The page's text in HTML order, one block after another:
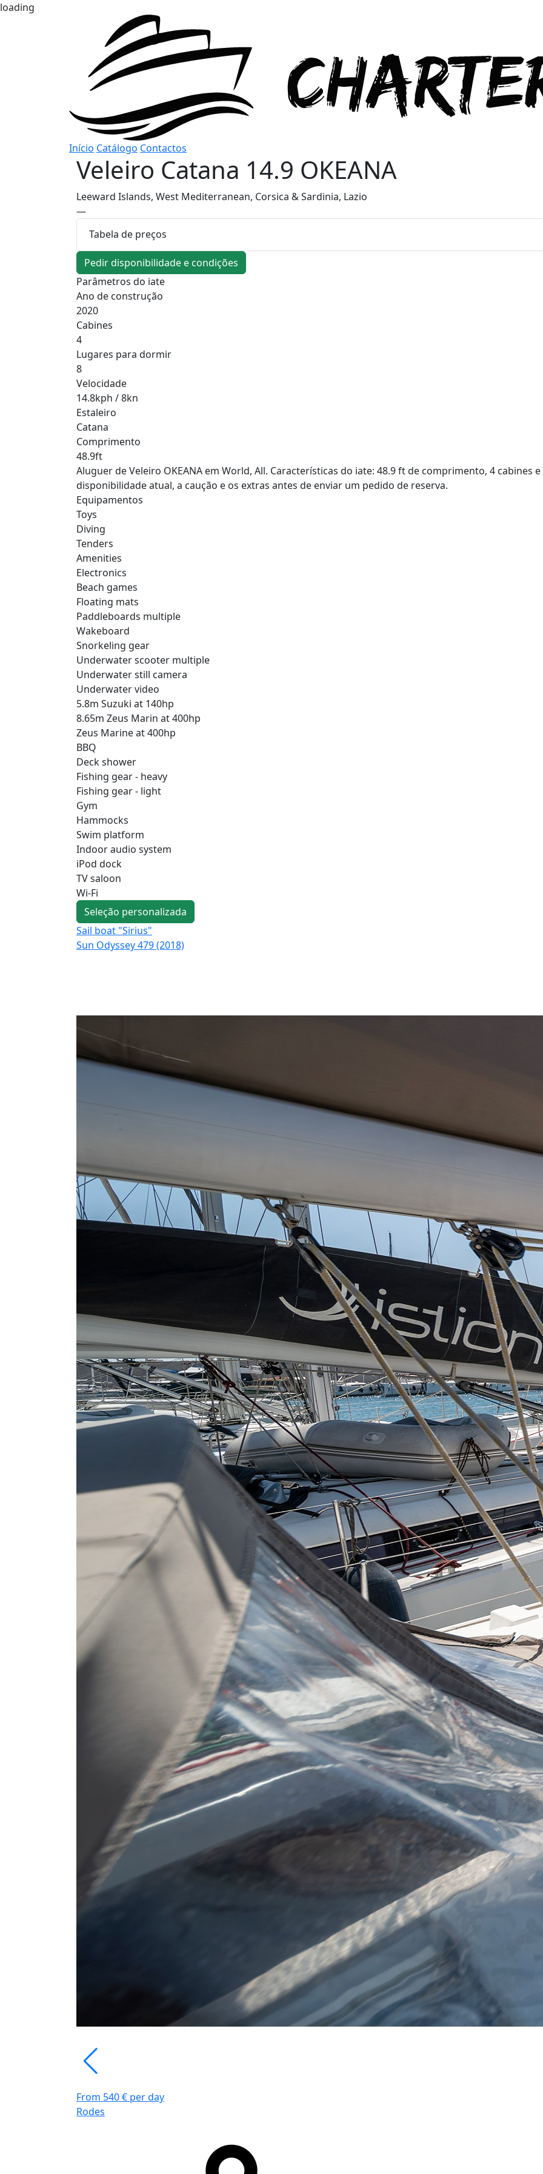
loading
Início Catálogo Contactos
Veleiro Catana 14.9 OKEANA
Leeward Islands, West Mediterranean, Corsica & Sardinia, Lazio
—
Tabela de preços
Pedir disponibilidade e condições
Parâmetros do iate
Ano de construção
2020
Cabines
4
Lugares para dormir
8
Velocidade
14.8kph / 8kn
Estaleiro
Catana
Comprimento
48.9ft
Aluguer de Veleiro OKEANA em World, All. Características do iate: 48.9 ft de comprimento, 4 cabines
disponibilidade atual, a caução e os extras antes de enviar um pedido de reserva.
Equipamentos
Toys
Diving
Tenders
Amenities
Electronics
Beach games
Floating mats
Paddleboards multiple
Wakeboard
Snorkeling gear
Underwater scooter multiple
Underwater still camera
Underwater video
5.8m Suzuki at 140hp
8.65m Zeus Marin at 400hp
Zeus Marine at 400hp
BBQ
Deck shower
Fishing gear - heavy
Fishing gear - light
Gym
Hammocks
Swim platform
Indoor audio system
iPod dock
TV saloon
Wi-Fi
Seleção personalizada
Sail boat "Sirius"
Sun Odyssey 479 (2018)
From 540 € per day
Rodes